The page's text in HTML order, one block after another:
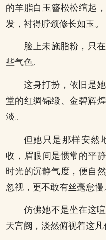
的羊脂白玉簪松松绾起
发，衬得脖颈修长如玉。
脸上未施脂粉，只
些气色。
这身打扮，依旧是
堂的红绸锦缎、金碧辉
淡。
但她只是那样安然
收，眉眼间是惯常的平
时光的沉静气度，便自
忽视，更不敢有丝毫怠慢
仿佛她不是坐在这
天宫阙，淡然俯视着这凡